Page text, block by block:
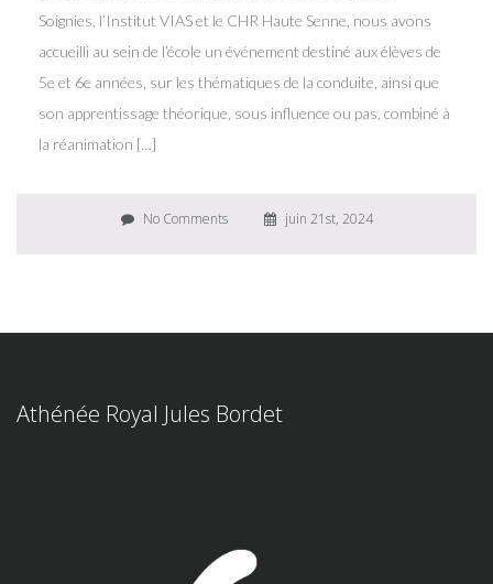
Soignies, l’Institut VIAS et le CHR Haute Senne, nous avons
accueilli au sein de l’école un événement destiné aux élèves de
5e et 6e années, sur les thématiques de la conduite, ainsi que
son apprentissage théorique, sous influence ou pas, combiné à
la réanimation […]
No Comments juin 21st, 2024
Athénée Royal Jules Bordet